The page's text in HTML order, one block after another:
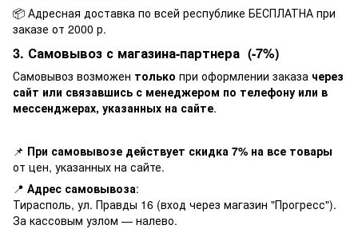
📦 Адресная доставка по всей республике БЕСПЛАТНА при
заказе от 2000 р.
3. Самовывоз с магазина-партнера (-7%)
Самовывоз возможен только при оформлении заказа через
сайт или связавшись с менеджером по телефону или в
мессенджерах, указанных на сайте.
📌 При самовывозе действует скидка 7% на все товары
от цен, указанных на сайте.
📍 Адрес самовывоза:
Тирасполь, ул. Правды 16 (вход через магазин "Прогресс").
За кассовым узлом — налево.